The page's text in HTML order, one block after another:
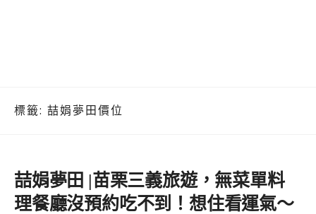
標籤: 喆娟夢田價位
喆娟夢田 |苗栗三義旅遊，無菜單料
理餐廳沒預約吃不到！想住看運氣～